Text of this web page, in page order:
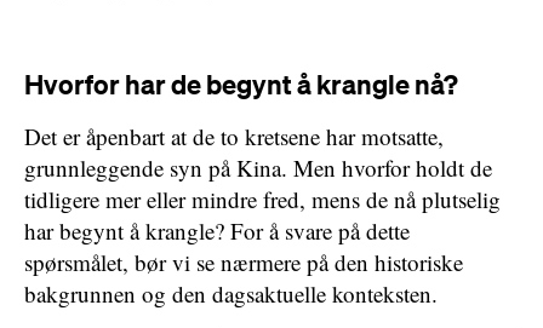
Hvorfor har de begynt å krangle nå?
Det er åpenbart at de to kretsene har motsatte,
grunnleggende syn på Kina. Men hvorfor holdt de
tidligere mer eller mindre fred, mens de nå plutselig
har begynt å krangle? For å svare på dette
spørsmålet, bør vi se nærmere på den historiske
bakgrunnen og den dagsaktuelle konteksten.